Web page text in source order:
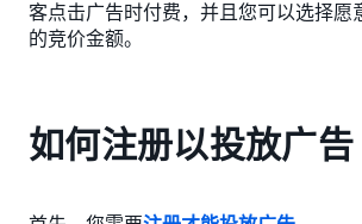
客点击广告时付费，并且您可以选择愿
的竞价金额。
如何注册以投放广告